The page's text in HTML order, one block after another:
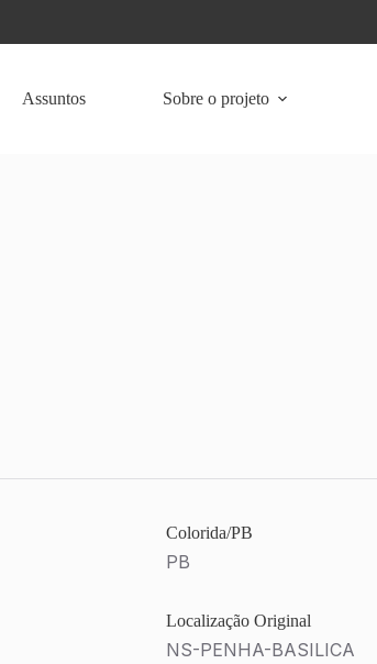
Assuntos Sobre o projeto
Colorida/PB
PB
Localização Original
NS-PENHA-BASILICA